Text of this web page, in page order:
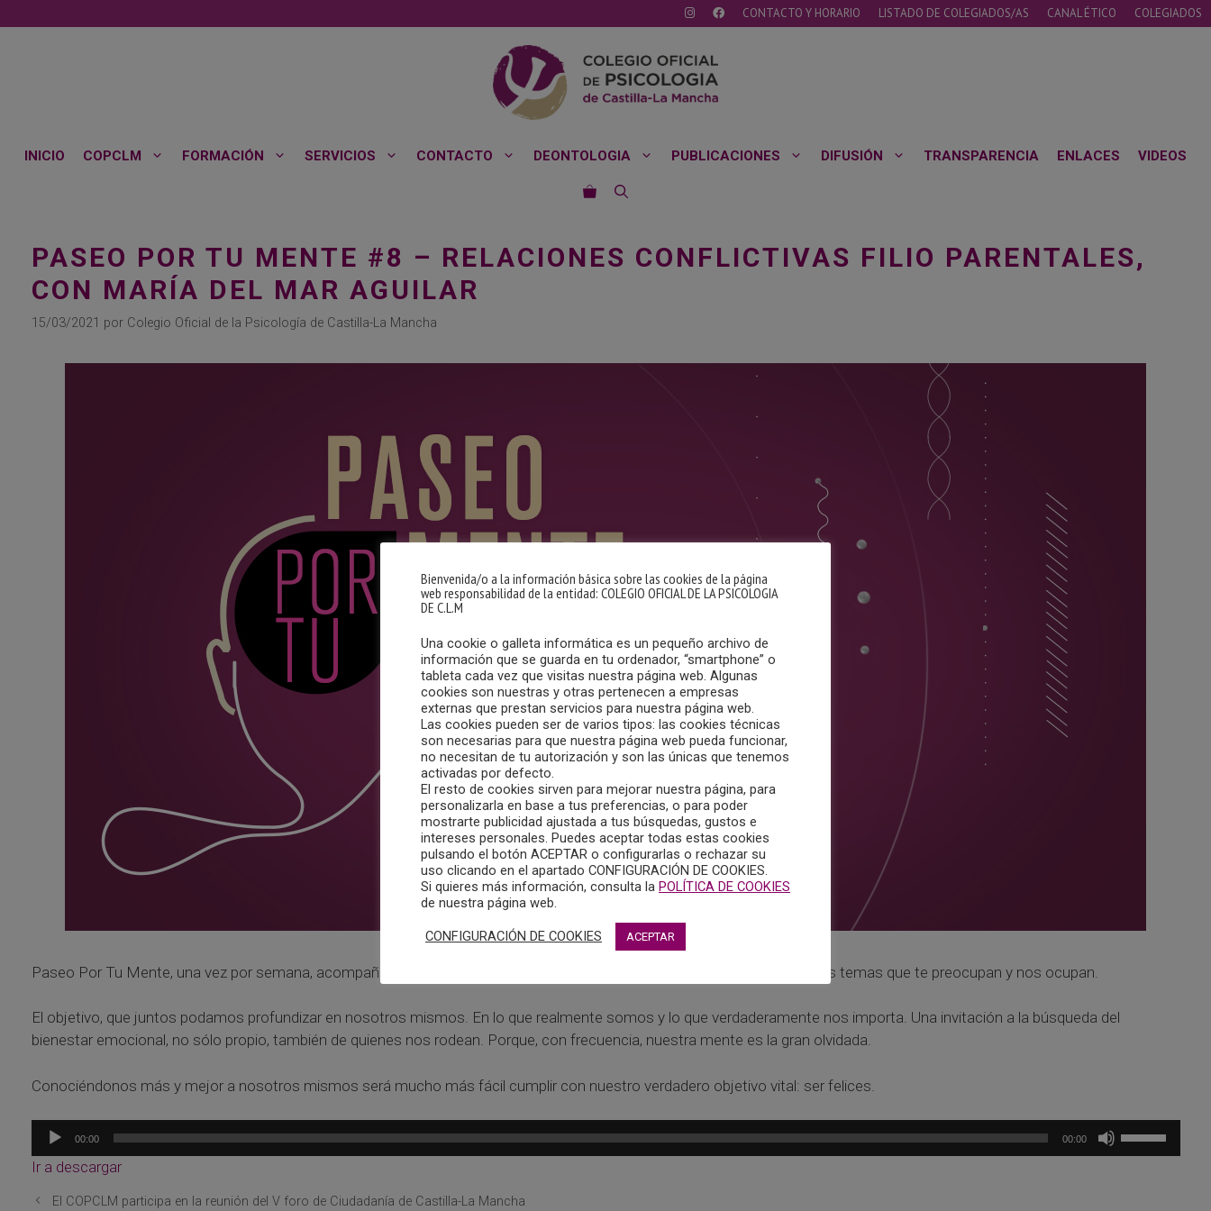
al
CONTACTO Y HORARIO LISTADO DE COLEGIADOS/AS CANAL ÉTICO COLEGIADOS
INICIO COPCLM FORMACIÓN SERVICIOS CONTACTO DEONTOLOGIA PUBLICACIONES DIFUSIÓN TRANSPARENCIA ENLACES VIDEOS
PASEO POR TU MENTE #8 – RELACIONES CONFLICTIVAS FILIO PARENTALES,
CON MARÍA DEL MAR AGUILAR
15/03/2021 por Colegio Oficial de la Psicología de Castilla-La Mancha
Paseo Por Tu Mente, una vez por semana, acompañados por los mejores especialistas de la psicología en todos aquellos temas que te preocupan y nos ocupan.
El objetivo, que juntos podamos profundizar en nosotros mismos. En lo que realmente somos y lo que verdaderamente nos importa. Una invitación a la búsqueda del
bienestar emocional, no sólo propio, también de quienes nos rodean. Porque, con frecuencia, nuestra mente es la gran olvidada.
Conociéndonos más y mejor a nosotros mismos será mucho más fácil cumplir con nuestro verdadero objetivo vital: ser felices.
Reproductor
de
audio
00:00 00:00
Utiliza
las
Ir a descargar
El COPCLM participa en la reunión del V foro de Ciudadanía de Castilla-La Mancha
Bienvenida/o a la información básica sobre las cookies de la página
web responsabilidad de la entidad: COLEGIO OFICIAL DE LA PSICOLOGIA
DE C.L.M
Una cookie o galleta informática es un pequeño archivo de
información que se guarda en tu ordenador, “smartphone” o
tableta cada vez que visitas nuestra página web. Algunas
cookies son nuestras y otras pertenecen a empresas
externas que prestan servicios para nuestra página web.
Las cookies pueden ser de varios tipos: las cookies técnicas
son necesarias para que nuestra página web pueda funcionar,
no necesitan de tu autorización y son las únicas que tenemos
activadas por defecto.
El resto de cookies sirven para mejorar nuestra página, para
personalizarla en base a tus preferencias, o para poder
mostrarte publicidad ajustada a tus búsquedas, gustos e
intereses personales. Puedes aceptar todas estas cookies
pulsando el botón ACEPTAR o configurarlas o rechazar su
uso clicando en el apartado CONFIGURACIÓN DE COOKIES.
Si quieres más información, consulta la POLÍTICA DE COOKIES
de nuestra página web.
CONFIGURACIÓN DE COOKIES ACEPTAR